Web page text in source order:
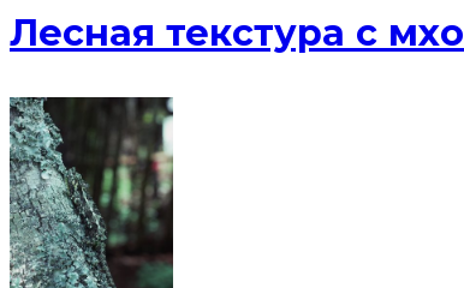
Лесная текстура с